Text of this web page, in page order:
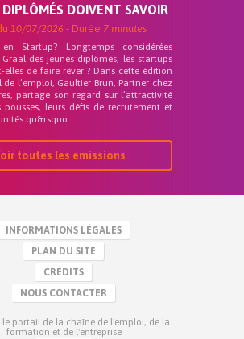
DIPLÔMÉS DOIVENT SAVOIR
10/07/2026 - Durée 7 minutes
Startup? Longtemps considérées
des jeunes diplômés, les startups
elles de faire rêver ? Dans cette édition
de l’emploi, Gaultier Brun, Partner chez
partage son regard sur l’attractivité
pousses, leurs défis de recrutement et
qu&rsquo...
toutes les emissions
INFORMATIONS LÉGALES
PLAN DU SITE
CRÉDITS
NOUS CONTACTER
portail de la chaîne de l'emploi, de la
formation et de l'entreprise